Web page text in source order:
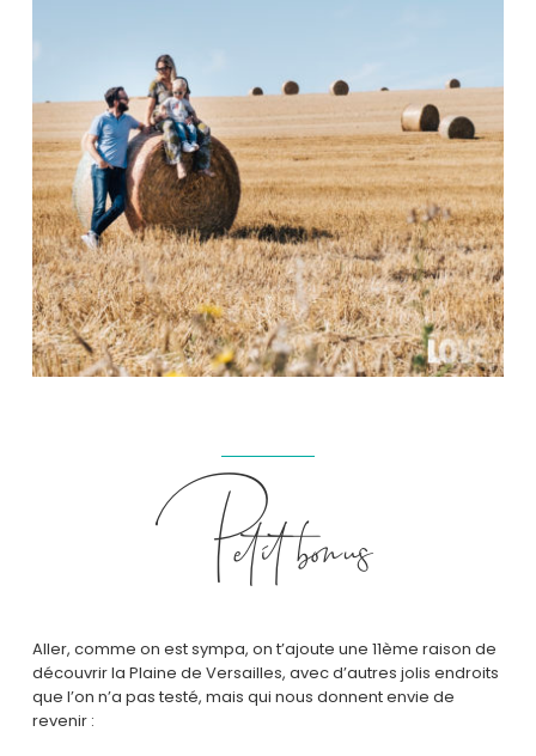
Petit bonus
Aller, comme on est sympa, on t’ajoute une 11ème raison de
découvrir la Plaine de Versailles, avec d’autres jolis endroits
que l’on n’a pas testé, mais qui nous donnent envie de
revenir :